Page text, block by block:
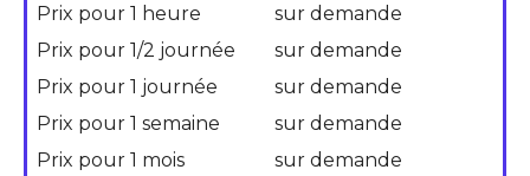
Prix pour 1 heure
sur demande
Prix pour 1/2 journée
sur demande
Prix pour 1 journée
sur demande
Prix pour 1 semaine
sur demande
Prix pour 1 mois
sur demande